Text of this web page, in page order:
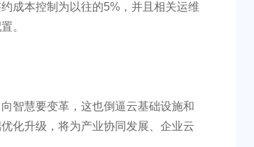
成本控制为以往的5%，并且相关运维
。
智慧要变革，这也倒逼云基础设施和
化升级，将为产业协同发展、企业云